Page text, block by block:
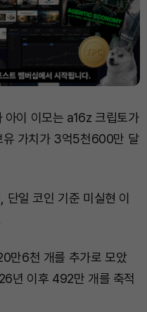
아이 이모는 a16z 크립토가
유 가치가 3억5천600만 달
일 코인 기준 미실현 이
만6천 개를 추가로 모았
년 이후 492만 개를 축적